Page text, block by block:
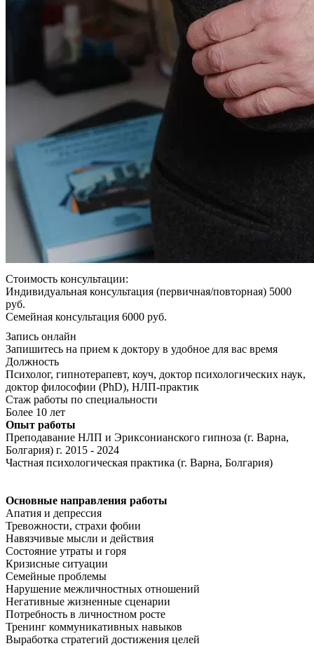
Стоимость консультации:
Индивидуальная консультация (первичная/повторная) 5000
руб.
Семейная консультация 6000 руб.
Запись онлайн
Запишитесь на прием к доктору в удобное для вас время
Должность
Психолог, гипнотерапевт, коуч, доктор психологических наук,
доктор философии (PhD), НЛП-практик
Стаж работы по специальности
Более 10 лет
Опыт работы
Преподавание НЛП и Эриксонианского гипноза (г. Варна,
Болгария) г. 2015 - 2024
Частная психологическая практика (г. Варна, Болгария)
Основные направления работы
Апатия и депрессия
Тревожности, страхи фобии
Навязчивые мысли и действия
Состояние утраты и горя
Кризисные ситуации
Семейные проблемы
Нарушение межличностных отношений
Негативные жизненные сценарии
Потребность в личностном росте
Тренинг коммуникативных навыков
Выработка стратегий достижения целей